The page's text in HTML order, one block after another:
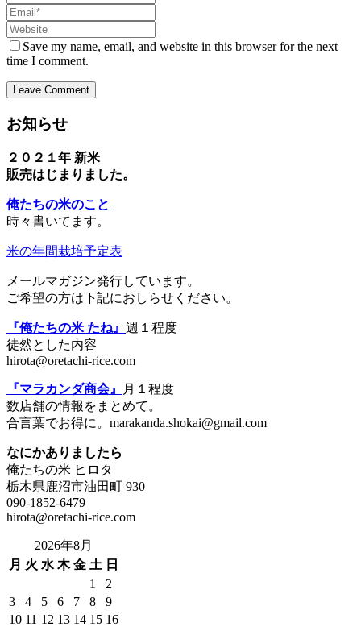
Email
Website
Save my name, email, and website in this browser for the next
time I comment.
お知らせ
２０２１年 新米
販売はじまりました。
俺たちの米のこと
時々書いてます。
米の年間栽培予定表
メールマガジン発行しています。
ご希望の方は下記におしらせください。
『俺たちの米 たね』 週１程度
徒然とした内容
hirota@oretachi-rice.com
『マラカンダ商会』
月１程度
数店舗の情報をまとめて。
合言葉でお得に。marakanda.shokai@gmail.com
なにかありましたら
俺たちの米 ヒロタ
栃木県鹿沼市油田町 930
090-1852-6479
hirota@oretachi-rice.com
2026年8月
月 火 水 木 金 土 日
1
2
3
4 5 6 7 8
9
10 11 12 13 14 15 16